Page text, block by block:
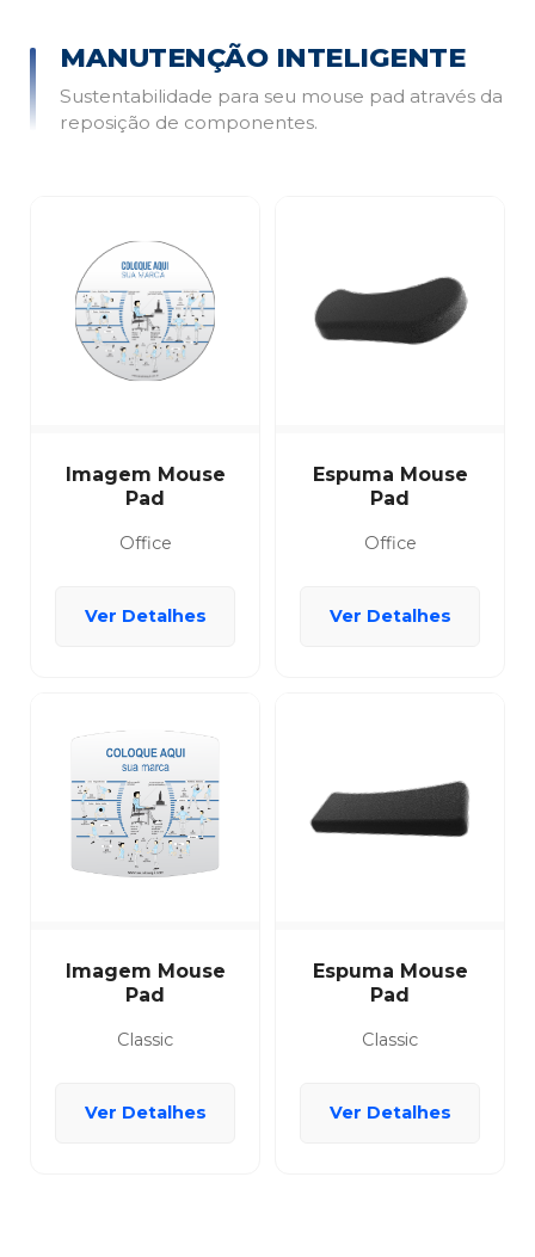
MANUTENÇÃO INTELIGENTE
Sustentabilidade para seu mouse pad através da
reposição de componentes.
Imagem Mouse
Pad
Office
Ver Detalhes
Espuma Mouse
Pad
Office
Ver Detalhes
Imagem Mouse
Pad
Classic
Ver Detalhes
Espuma Mouse
Pad
Classic
Ver Detalhes